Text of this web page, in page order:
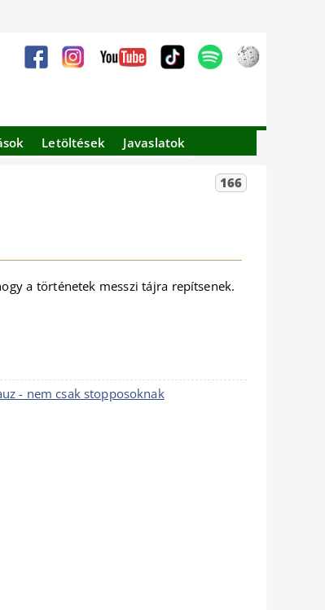
Letöltések Javaslatok
166
a történetek messzi tájra repítsenek.
- nem csak stopposoknak